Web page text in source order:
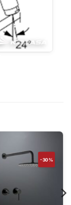
-30%